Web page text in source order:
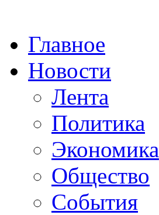
Главное
Новости
Лента
Политика
Экономика
Общество
События